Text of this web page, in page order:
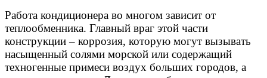
Работа кондиционера во многом зависит от
теплообменника. Главный враг этой части
конструкции – коррозия, которую могут вызывать
насыщенный солями морской или содержащий
техногенные примеси воздух больших городов, а